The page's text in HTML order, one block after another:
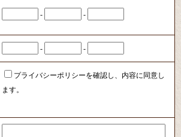
- -
- -
プライバシーポリシーを確認し、内容に同意し
ます。